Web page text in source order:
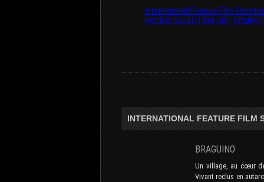
International Feature Film
PACIFIC SELECTION OUT
INTERNATIONAL FEATURE FILM
BRAGUINO
Un village, au cœur
Vivant reclus en